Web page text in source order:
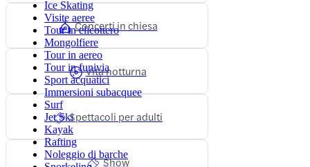
Ice Skating
Visite aeree
Tour in elicottero
Mongolfiere
Tour in aereo
Tour in funivia
Sport acquatici
Immersioni subacquee
Surf
Jet Ski
Kayak
Rafting
Noleggio di barche
Concerti in chiesa
Vita notturna
Spettacoli per adulti
Show